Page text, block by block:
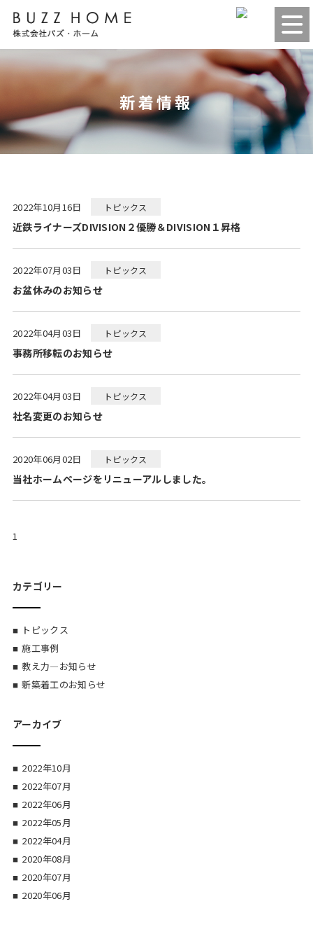
新着情報
近鉄ライナーズDIVISION２優勝＆DIVISION１昇格
2022年10月16日 トピックス
お盆休みのお知らせ
2022年07月03日 トピックス
事務所移転のお知らせ
2022年04月03日 トピックス
社名変更のお知らせ
2022年04月03日 トピックス
当社ホームページをリニューアルしました。
2020年06月02日 トピックス
1
カテゴリー
トピックス
施工事例
教え力―お知らせ
新築着工のお知らせ
アーカイブ
2022年10月
2022年07月
2022年06月
2022年05月
2022年04月
2020年08月
2020年07月
2020年06月